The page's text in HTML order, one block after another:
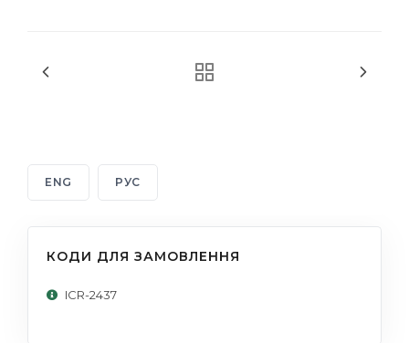
ENG РУС
КОДИ ДЛЯ ЗАМОВЛЕННЯ
ICR-2437